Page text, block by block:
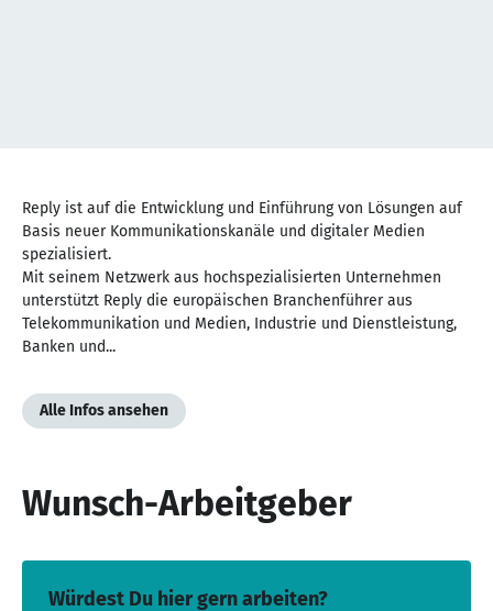
von
NaN
Reply ist auf die Entwicklung und Einführung von Lösungen auf
Basis neuer Kommunikationskanäle und digitaler Medien
spezialisiert.
Mit seinem Netzwerk aus hochspezialisierten Unternehmen
unterstützt Reply die europäischen Branchenführer aus
Telekommunikation und Medien, Industrie und Dienstleistung,
Banken und...
Alle Infos ansehen
Wunsch-Arbeitgeber
Würdest Du hier gern arbeiten?